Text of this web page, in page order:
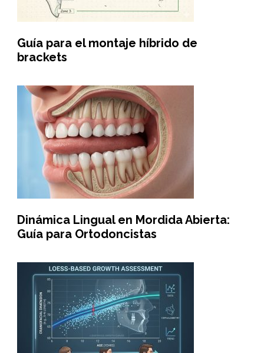
Guía para el montaje híbrido de
brackets
Dinámica Lingual en Mordida Abierta:
Guía para Ortodoncistas